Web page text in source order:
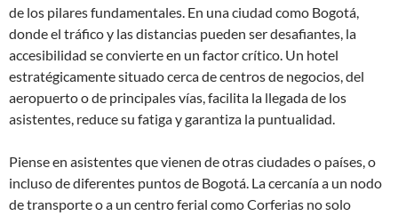
de los pilares fundamentales. En una ciudad como Bogotá,
donde el tráfico y las distancias pueden ser desafiantes, la
accesibilidad se convierte en un factor crítico. Un hotel
estratégicamente situado cerca de centros de negocios, del
aeropuerto o de principales vías, facilita la llegada de los
asistentes, reduce su fatiga y garantiza la puntualidad.
Piense en asistentes que vienen de otras ciudades o países, o
incluso de diferentes puntos de Bogotá. La cercanía a un nodo
de transporte o a un centro ferial como Corferias no solo